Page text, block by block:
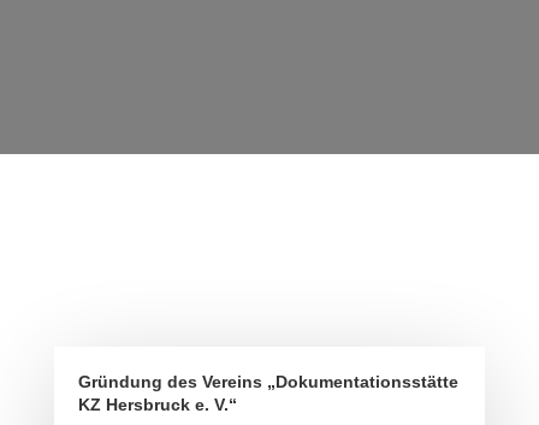
Gründung des Vereins „Dokumentationsstätte
KZ Hersbruck e. V.“